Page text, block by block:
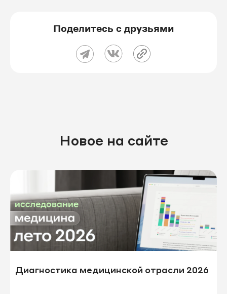
Поделитесь с друзьями
Новое на сайте
Диагностика медицинской отрасли 2026